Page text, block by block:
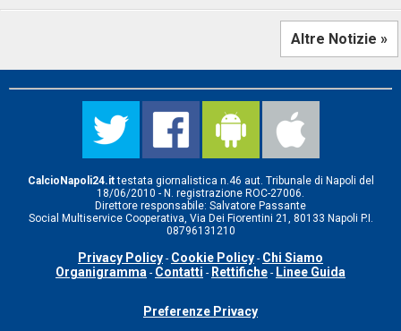
Altre Notizie »
CalcioNapoli24.ittestata giornalistica n.46 aut. Tribunale di Napoli del
18/06/2010 - N. registrazione ROC-27006.
Direttore responsabile: Salvatore Passante
Social Multiservice Cooperativa, Via Dei Fiorentini 21, 80133 Napoli P.I.
08796131210
Privacy Policy - Cookie Policy - Chi Siamo
Organigramma - Contatti - Rettifiche - Linee Guida
Preferenze Privacy